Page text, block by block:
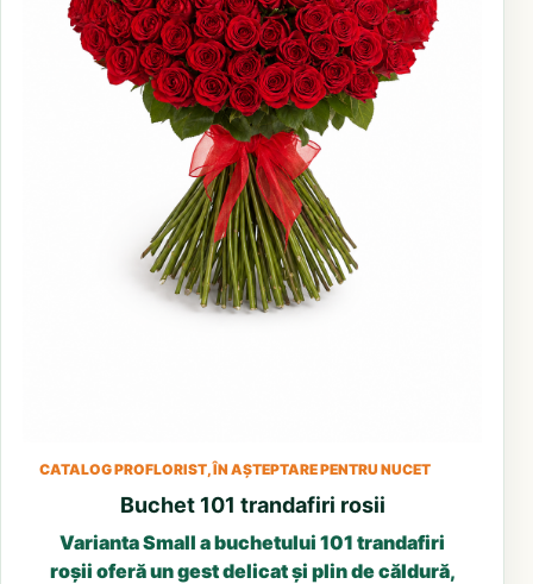
CATALOG PROFLORIST, ÎN AȘTEPTARE PENTRU NUCET
Buchet 101 trandafiri rosii
Varianta Small a buchetului 101 trandafiri
roșii oferă un gest delicat și plin de căldură,